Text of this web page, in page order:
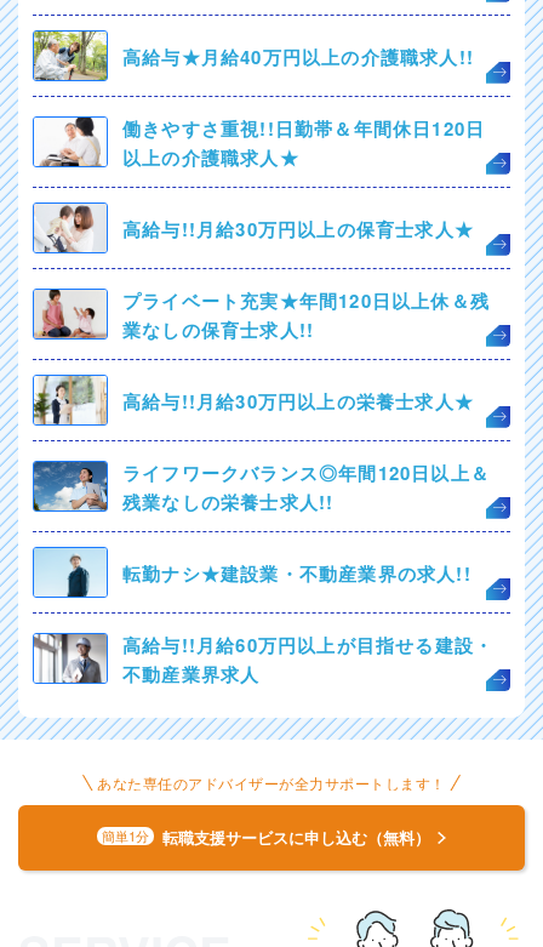
高給与★月給40万円以上の介護職求人!!
働きやすさ重視!!日勤帯＆年間休日120日
以上の介護職求人★
高給与!!月給30万円以上の保育士求人★
プライベート充実★年間120日以上休＆残
業なしの保育士求人!!
高給与!!月給30万円以上の栄養士求人★
ライフワークバランス◎年間120日以上＆
残業なしの栄養士求人!!
転勤ナシ★建設業・不動産業界の求人!!
高給与!!月給60万円以上が目指せる建設・
不動産業界求人
あなた専任のアドバイザーが全力サポートします！
簡単1分 転職支援サービスに申し込む（無料）